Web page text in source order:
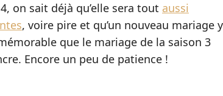
on sait déjà qu’elle sera tout aussi
, voire pire et qu’un nouveau mariage y
que le mariage de la saison 3
Encore un peu de patience !